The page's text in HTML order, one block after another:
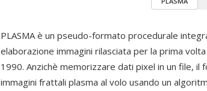
PLASMA è un pseudo-formato procedurale
elaborazione immagini rilasciata per la prima
1990. Anzichè memorizzare dati pixel in un file, il
immagini frattali plasma al volo usando un